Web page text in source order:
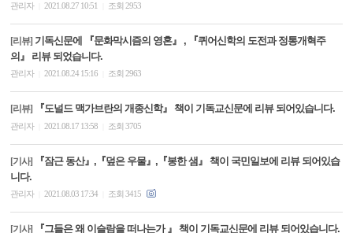
관리자 2021.08.27 10:51 조회 2953
[리뷰] 기독신문에 『문화막시즘의 영혼』 , 『퀴어신학의 도전과 정통개혁주
의』 리뷰 되었습니다.
관리자 2021.08.24 15:16 조회 2963
[리뷰] 『도널드 맥가브란의 개종신학』 책이 기독교신문에 리뷰 되어있습니다.
관리자 2021.08.17 13:58 조회 3705
[기사]
『잠근 동산』,『덮은 우물』,『봉한 샘』 책이 국민일보에 리뷰 되어있습
니다.
관리자 2021.08.03 17:34 조회 3415
[기사] 『그들은 왜 이슬람을 떠나는가 』 책이 기독교신문에 리뷰 되어있습니다.